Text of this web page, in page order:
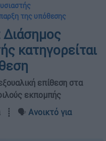
της υπόθεσης
Διάσημος
κατηγορείται
επίθεση στα
εκπομπής
┋ 🗣️ Ανοικτό για